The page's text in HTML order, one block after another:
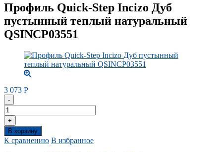
Профиль Quick-Step Incizo Дуб
пустынный теплый натуральный
QSINCP03551
3 073 Р
-
+
В корзину
К сравнению В избранное